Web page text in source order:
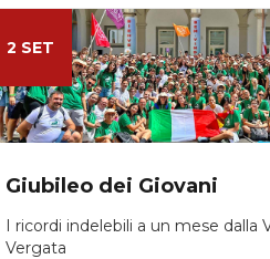
2 SET
Giubileo dei Giovani
I ricordi indelebili a un mese dalla
Vergata